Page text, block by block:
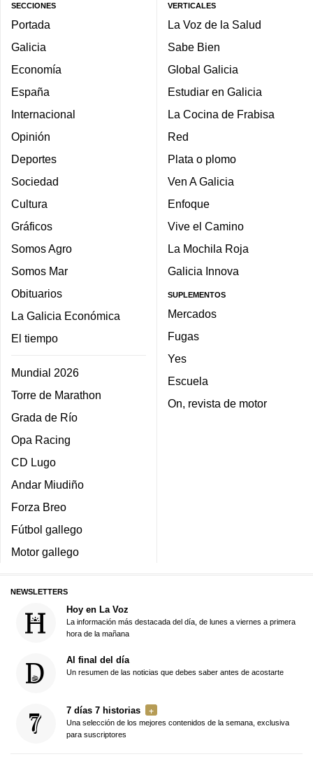
SECCIONES
Portada
Galicia
Economía
España
Internacional
Opinión
Deportes
Sociedad
Cultura
Gráficos
Somos Agro
Somos Mar
Obituarios
La Galicia Económica
El tiempo
Mundial 2026
Torre de Marathon
Grada de Río
Opa Racing
CD Lugo
Andar Miudiño
Forza Breo
Fútbol gallego
Motor gallego
VERTICALES
La Voz de la Salud
Sabe Bien
Global Galicia
Estudiar en Galicia
La Cocina de Frabisa
Red
Plata o plomo
Ven A Galicia
Enfoque
Vive el Camino
La Mochila Roja
Galicia Innova
SUPLEMENTOS
Mercados
Fugas
Yes
Escuela
On, revista de motor
NEWSLETTERS
Hoy en La Voz
La información más destacada del día, de lunes a viernes a primera
hora de la mañana
Al final del día
Un resumen de las noticias que debes saber antes de acostarte
7 días 7 historias
Una selección de los mejores contenidos de la semana, exclusiva
para suscriptores